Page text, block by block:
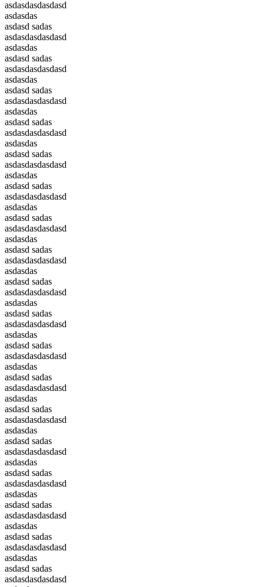
asdasdasdasdasd
asdasdas
asdasd sadas
asdasdasdasdasd
asdasdas
asdasd sadas
asdasdasdasdasd
asdasdas
asdasd sadas
asdasdasdasdasd
asdasdas
asdasd sadas
asdasdasdasdasd
asdasdas
asdasd sadas
asdasdasdasdasd
asdasdas
asdasd sadas
asdasdasdasdasd
asdasdas
asdasd sadas
asdasdasdasdasd
asdasdas
asdasd sadas
asdasdasdasdasd
asdasdas
asdasd sadas
asdasdasdasdasd
asdasdas
asdasd sadas
asdasdasdasdasd
asdasdas
asdasd sadas
asdasdasdasdasd
asdasdas
asdasd sadas
asdasdasdasdasd
asdasdas
asdasd sadas
asdasdasdasdasd
asdasdas
asdasd sadas
asdasdasdasdasd
asdasdas
asdasd sadas
asdasdasdasdasd
asdasdas
asdasd sadas
asdasdasdasdasd
asdasdas
asdasd sadas
asdasdasdasdasd
asdasdas
asdasd sadas
asdasdasdasdasd